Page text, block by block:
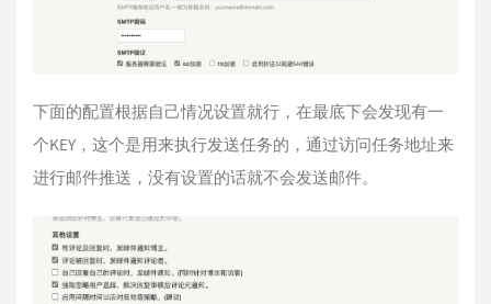
下面的配置根据自己情况设置就行，在最底下会发现有一